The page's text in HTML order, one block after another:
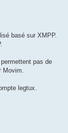
basé sur XMPP.
pas de
Movim.
legtux.